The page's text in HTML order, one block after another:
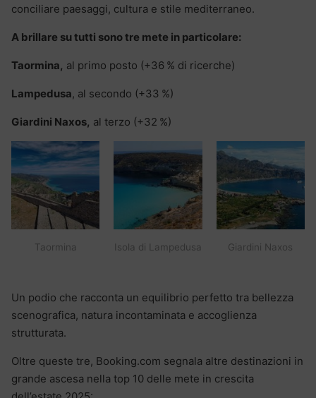
conciliare paesaggi, cultura e stile mediterraneo.
A brillare su tutti sono tre mete in particolare:
Taormina, al primo posto (+36 % di ricerche)
Lampedusa, al secondo (+33 %)
Giardini Naxos, al terzo (+32 %)
Taormina Isola di Lampedusa Giardini Naxos
Un podio che racconta un equilibrio perfetto tra bellezza
scenografica, natura incontaminata e accoglienza
strutturata.
Oltre queste tre, Booking.com segnala altre destinazioni in
grande ascesa nella top 10 delle mete in crescita